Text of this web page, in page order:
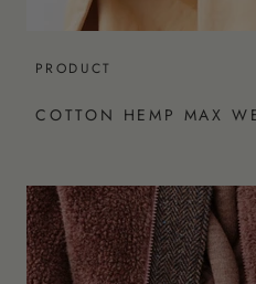
PRODUCT
COTTON HEMP MAX